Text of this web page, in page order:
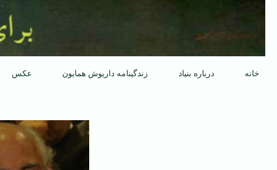
خانه درباره بنیاد زندگینامه داریوش همایون عکس